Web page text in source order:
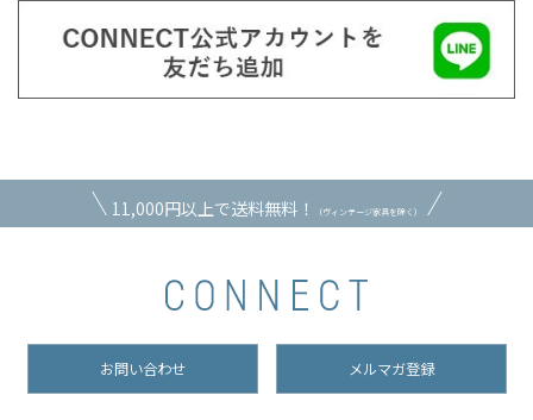
11,000円以上で送料無料！ （ヴィンテージ家具を除く）
お問い合わせ メルマガ登録